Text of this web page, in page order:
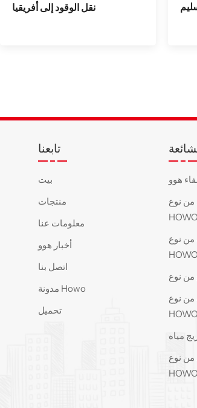
نقل الوقود إلى أفريقيا
تابعنا
بيت
منتجات
معلومات عنا
أخبار هوو
اتصل بنا
مدونة Howo
تحميل
هوو
نوع
HOWO
من نوع
HOWO
من نوع
HOWO
نوع
HOWO